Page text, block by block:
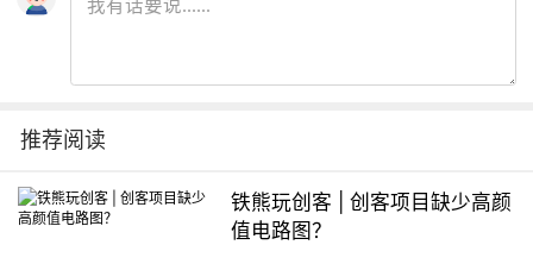
推荐阅读
铁熊玩创客 | 创客项目缺少高颜
值电路图？